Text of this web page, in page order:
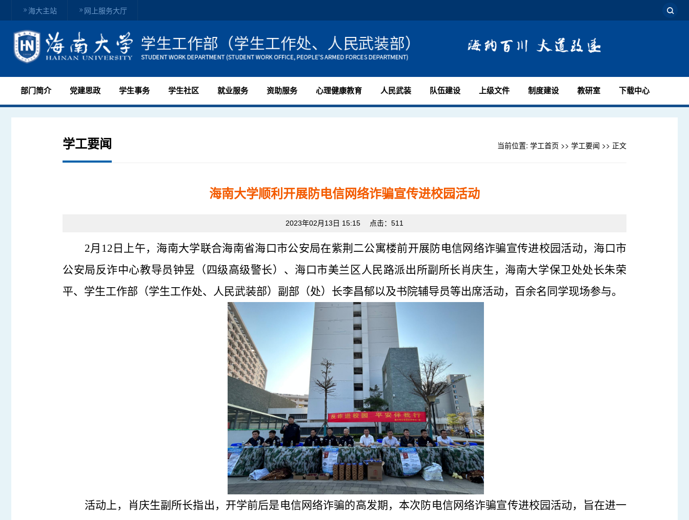
海大主站 网上服务大厅
部门简介 党建思政 学生事务 学生社区 就业服务 资助服务 心理健康教育 人民武装 队伍建设 上级文件 制度建设 教研室 下载中心
学工要闻 当前位置: 学工首页 >> 学工要闻 >> 正文
海南大学顺利开展防电信网络诈骗宣传进校园活动
2023年02月13日 15:15 点击： 511
2月12日上午，海南大学联合海南省海口市公安局在紫荆二公寓楼前开展防电信网络诈骗宣传进校园活动， 海口市
公安局反诈中心教导员钟昱（四级高级警长）、海口市美兰区人民路派出所副所长肖庆生， 海南大学保卫处处长朱荣
平、学生工作部（学生工作处、人民武装部）副部（处）长李昌郁以及书院辅导员等出席活动，百余名同学现场参与。
活动上， 肖庆生副所长指出，开学前后是电信网络诈骗的高发期，本次防电信网络诈骗宣传进校园活动，旨在进一